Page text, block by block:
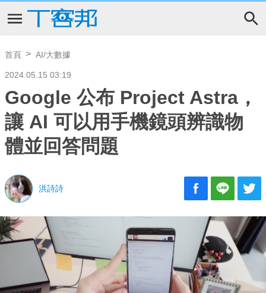
首頁 AI/大數據
2024.05.15 03:19
Google 公布 Project Astra，
讓 AI 可以用手機鏡頭辨識物
體並回答問題
洪詩詩